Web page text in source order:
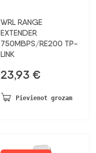
WRL RANGE
EXTENDER
750MBPS/RE200 TP-
LINK
23,93 €
Pievienot grozam